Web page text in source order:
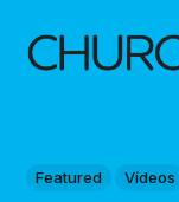
Featured Vídeos